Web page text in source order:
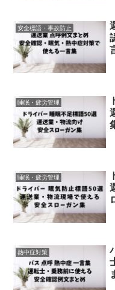
安全標語・事故防止
睡眠・疲労管理
睡眠・疲労管理
熱中症対策